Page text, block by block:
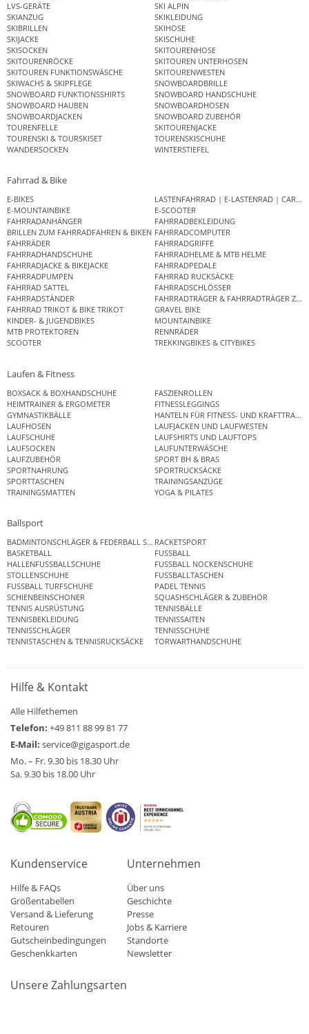
LVS-GERÄTE
SKI ALPIN
SKIANZUG
SKIKLEIDUNG
SKIBRILLEN
SKIHOSE
SKIJACKE
SKISCHUHE
SKISOCKEN
SKITOURENHOSE
SKITOURENRÖCKE
SKITOUREN UNTERHOSEN
SKITOUREN FUNKTIONSWÄSCHE
SKITOURENWESTEN
SKIWACHS & SKIPFLEGE
SNOWBOARDBRILLE
SNOWBOARD FUNKTIONSSHIRTS
SNOWBOARD HANDSCHUHE
SNOWBOARD HAUBEN
SNOWBOARDHOSEN
SNOWBOARDJACKEN
SNOWBOARD ZUBEHÖR
TOURENFELLE
SKITOURENJACKE
TOURENSKI & TOURSKISET
TOURENSKISCHUHE
WANDERSOCKEN
WINTERSTIEFEL
Fahrrad & Bike
E-BIKES
LASTENFAHRRAD | E-LASTENRAD |
E-MOUNTAINBIKE
E-SCOOTER
FAHRRADANHÄNGER
FAHRRADBEKLEIDUNG
BRILLEN ZUM FAHRRADFAHREN & BIKEN FAHRRADCOMPUTER
FAHRRÄDER
FAHRRADGRIFFE
FAHRRADHANDSCHUHE
FAHRRADHELME & MTB HELME
FAHRRADJACKE & BIKEJACKE
FAHRRADPEDALE
FAHRRADPUMPEN
FAHRRAD RUCKSÄCKE
FAHRRAD SATTEL
FAHRRADSCHLÖSSER
FAHRRADSTÄNDER
FAHRRADTRÄGER & FAHRRADTRÄGER
FAHRRAD TRIKOT & BIKE TRIKOT
GRAVEL BIKE
KINDER- & JUGENDBIKES
MOUNTAINBIKE
MTB PROTEKTOREN
RENNRÄDER
SCOOTER
TREKKINGBIKES & CITYBIKES
Laufen & Fitness
BOXSACK & BOXHANDSCHUHE
FASZIENROLLEN
HEIMTRAINER & ERGOMETER
FITNESSLEGGINGS
GYMNASTIKBÄLLE
HANTELN FÜR FITNESS- UND
LAUFHOSEN
LAUFJACKEN UND LAUFWESTEN
LAUFSCHUHE
LAUFSHIRTS UND LAUFTOPS
LAUFSOCKEN
LAUFUNTERWÄSCHE
LAUFZUBEHÖR
SPORT BH & BRAS
SPORTNAHRUNG
SPORTRUCKSÄCKE
SPORTTASCHEN
TRAININGSANZÜGE
TRAININGSMATTEN
YOGA & PILATES
Ballsport
BADMINTONSCHLÄGER & FEDERBALL SETSRACKETSPORT
BASKETBALL
FUSSBALL
HALLENFUSSBALLSCHUHE
FUSSBALL NOCKENSCHUHE
STOLLENSCHUHE
FUSSBALLTASCHEN
FUSSBALL TURFSCHUHE
PADEL TENNIS
SCHIENBEINSCHONER
SQUASHSCHLÄGER & ZUBEHÖR
TENNIS AUSRÜSTUNG
TENNISBÄLLE
TENNISBEKLEIDUNG
TENNISSAITEN
TENNISSCHLÄGER
TENNISSCHUHE
TENNISTASCHEN & TENNISRUCKSÄCKE
TORWARTHANDSCHUHE
Hilfe & Kontakt
Alle Hilfethemen
Telefon: +49 811 88 99 81 77
E-Mail: service@gigasport.de
Mo. – Fr. 9.30 bis 18.30 Uhr
Sa. 9.30 bis 18.00 Uhr
Kundenservice
Hilfe & FAQs
Größentabellen
Versand & Lieferung
Retouren
Gutscheinbedingungen
Geschenkkarten
Unternehmen
Über uns
Geschichte
Presse
Jobs & Karriere
Standorte
Newsletter
Unsere Zahlungsarten